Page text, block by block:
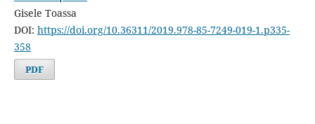
Gisele Toassa
DOI: https://doi.org/10.36311/2019.978-85-7249-019-1.p335-
358
PDF